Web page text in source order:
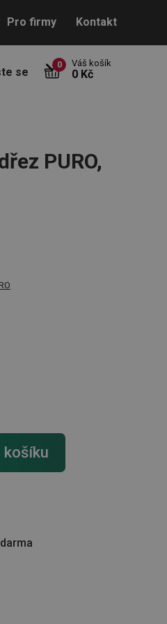
Pro firmy Kontakt
se
0 Váš košík
0 Kč
PURO,
košíku